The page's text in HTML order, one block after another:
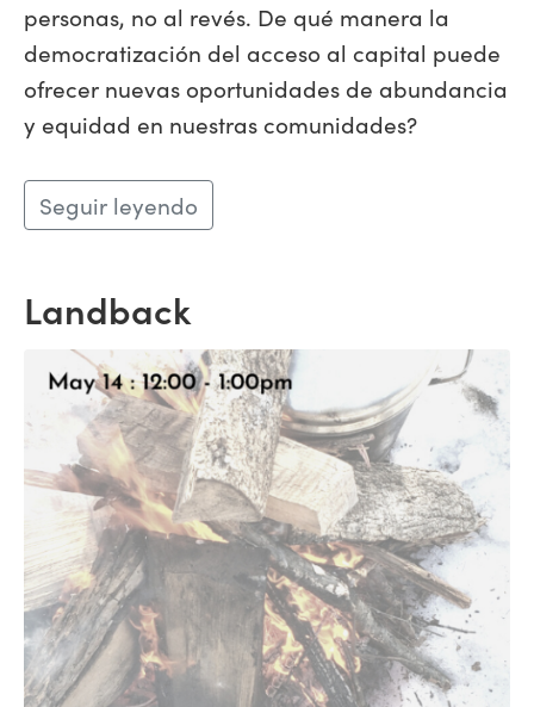
personas, no al revés. De qué manera la
democratización del acceso al capital puede
ofrecer nuevas oportunidades de abundancia
y equidad en nuestras comunidades?
Seguir leyendo
Landback